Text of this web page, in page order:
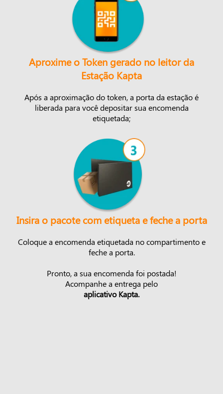
Aproxime o Token gerado no leitor da
Estação Kapta
Após a aproximação do token, a porta da estação é
liberada para você depositar sua encomenda
etiquetada;
Insira o pacote com etiqueta e feche a porta
Coloque a encomenda etiquetada no compartimento e
feche a porta.
Pronto, a sua encomenda foi postada!
Acompanhe a entrega pelo
aplicativo Kapta.